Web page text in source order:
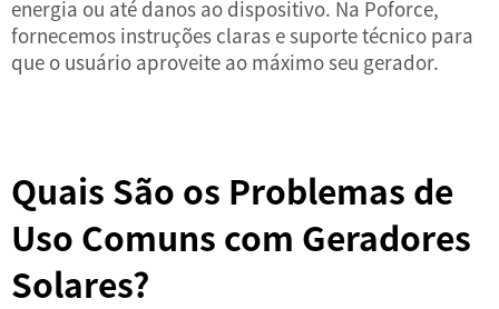
energia ou até danos ao dispositivo. Na Poforce,
fornecemos instruções claras e suporte técnico para
que o usuário aproveite ao máximo seu gerador.
Quais São os Problemas de
Uso Comuns com Geradores
Solares?